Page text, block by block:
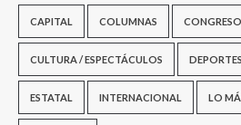
CAPITAL COLUMNAS CONGRESO
CULTURA / ESPECTÁCULOS DEPORTES
ESTATAL INTERNACIONAL LO